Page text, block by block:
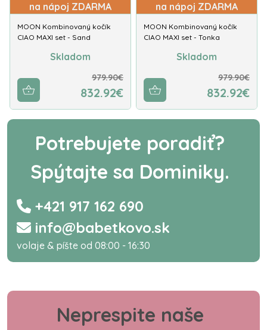
na nápoj ZDARMA
MOON Kombinovaný kočík
CIAO MAXI set - Sand
Skladom
979.90€
832.92€
na nápoj ZDARMA
MOON Kombinovaný kočík
CIAO MAXI set - Tonka
Skladom
979.90€
832.92€
Potrebujete poradiť?
Spýtajte sa Dominiky.
+421 917 162 690
info@babetkovo.sk
volaje & píšte od 08:00 - 16:30
Neprespite naše